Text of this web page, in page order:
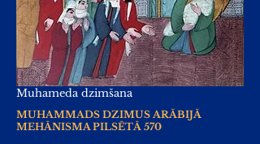
Muhameda dzimšana
MUHAMMADS DZIMUS ARĀBIJĀ
MEHĀNISMA PILSĒTĀ 570